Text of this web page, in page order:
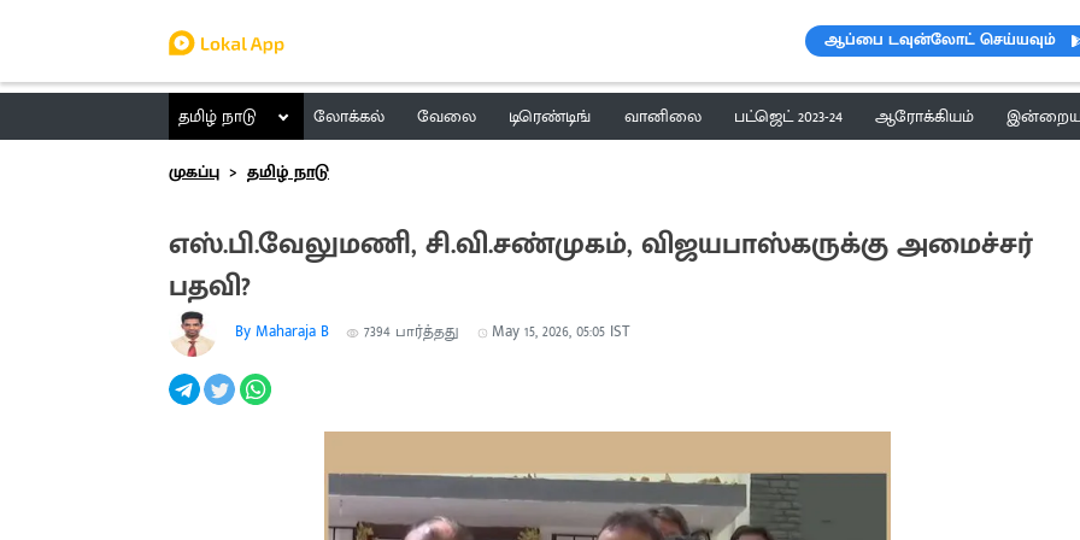
ஆப்பை டவுன்லோட் செய்யவும்
தமிழ் நாடு லோக்கல் வேலை டிரெண்டிங் வானிலை பட்ஜெட் 2023-24 ஆரோக்கியம் இன்றைய
முகப்பு
தமிழ் நாடு
எஸ்.பி.வேலுமணி, சி.வி.சண்முகம், விஜயபாஸ்கருக்கு அமைச்சர்
பதவி?
By Maharaja B 7394 பார்த்தது May 15, 2026, 05:05 IST